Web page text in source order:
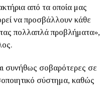
από τα οποία μας
να προσβάλλουν κάθε
πολλαπλά προβλήματα»,
συνήθως σοβαρότερες σε
σύστημα, καθώς